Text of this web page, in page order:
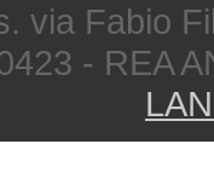
via Fabio
- REA